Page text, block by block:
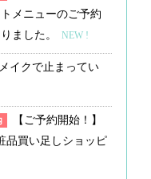
メニューのご予約
ました。
NEW !
イクで止まってい
【ご予約開始！】
品買い足しショッピ